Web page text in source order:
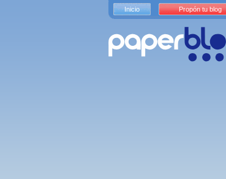
Inicio Propón tu blog